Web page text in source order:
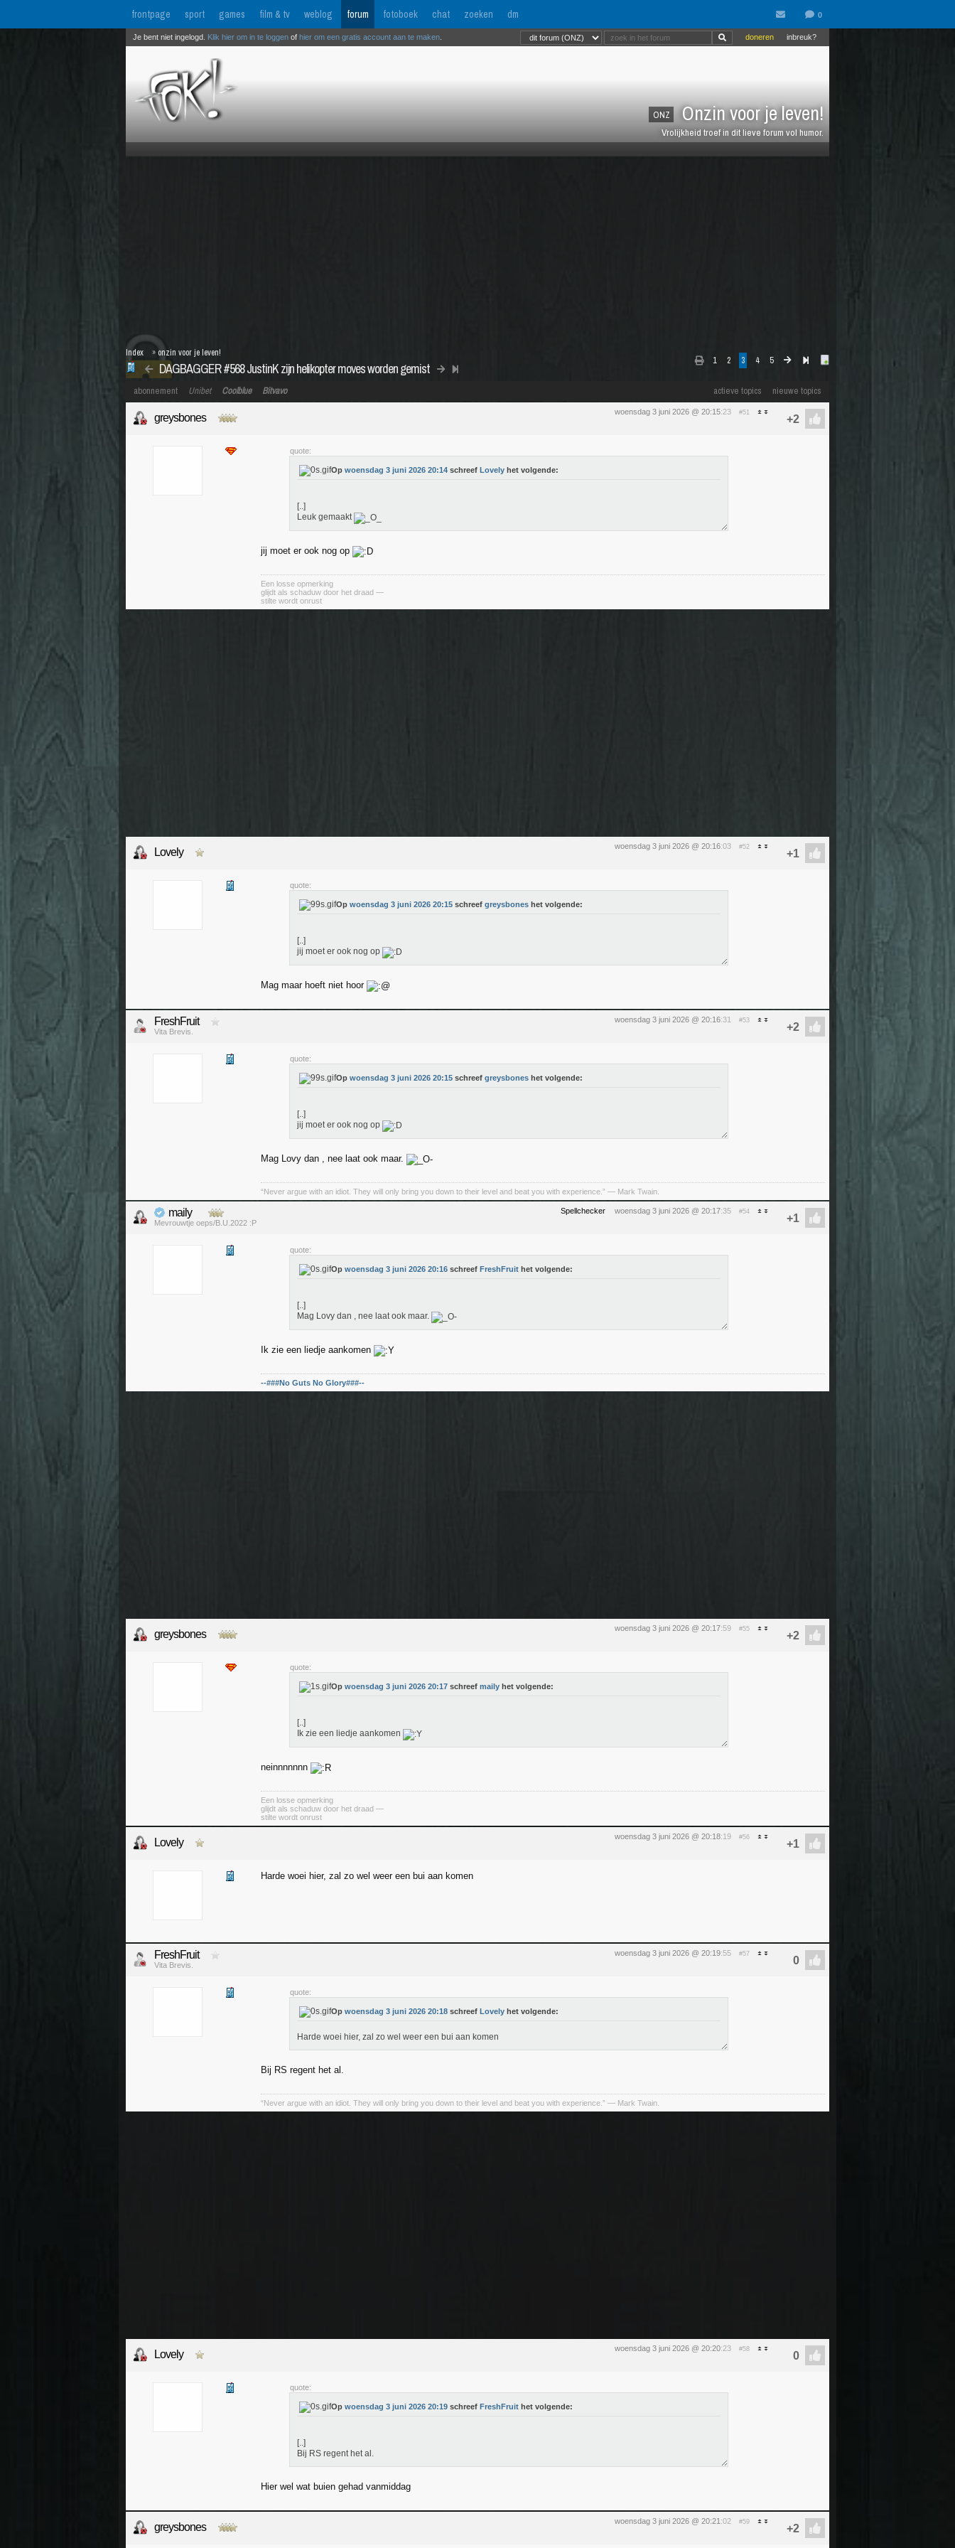
frontpage sport games film & tv weblog forum fotoboek chat zoeken dm
ONZ Onzin voor je leven!
Vrolijkheid troef in dit lieve forum vol humor.
inbreuk?
doneren
Je bent niet ingelogd. Klik hier om in te loggen of hier om een gratis account aan te maken
1 2 3 4 5
DAGBAGGER #568 JustinK zijn helikopter moves worden gemist
Index » onzin voor je leven!
actieve topics nieuwe topics
abonnement Unibet Coolblue Bitvavo
woensdag 3 juni 2026 @ 20:15:23 #51
greysbones
quote:
Op woensdag 3 juni 2026 20:14 schreef Lovely het volgende:
[..]
Leuk gemaakt
jij moet er ook nog op
Een losse opmerking
glijdt als schaduw door het draad —
stilte wordt onrust
woensdag 3 juni 2026 @ 20:16:03 #52
Lovely
quote:
Op woensdag 3 juni 2026 20:15 schreef greysbones het volgende:
[..]
jij moet er ook nog op
Mag maar hoeft niet hoor
woensdag 3 juni 2026 @ 20:16:31 #53
FreshFruit
Vita Brevis.
quote:
Op woensdag 3 juni 2026 20:15 schreef greysbones het volgende:
[..]
jij moet er ook nog op
Mag Lovy dan , nee laat ook maar.
“Never argue with an idiot. They will only bring you down to their level and beat you with experience.” ― Mark Twain.
Spellchecker woensdag 3 juni 2026 @ 20:17:35 #54
maily
Mevrouwtje oeps/B.U.2022 :P
quote:
Op woensdag 3 juni 2026 20:16 schreef FreshFruit het volgende:
[..]
Mag Lovy dan , nee laat ook maar.
Ik zie een liedje aankomen
--###No Guts No Glory###--
woensdag 3 juni 2026 @ 20:17:59 #55
greysbones
quote:
Op woensdag 3 juni 2026 20:17 schreef maily het volgende:
[..]
Ik zie een liedje aankomen
neinnnnnnn
Een losse opmerking
glijdt als schaduw door het draad —
stilte wordt onrust
woensdag 3 juni 2026 @ 20:18:19 #56
Lovely
Harde woei hier, zal zo wel weer een bui aan komen
woensdag 3 juni 2026 @ 20:19:55 #57
FreshFruit
Vita Brevis.
quote:
Op woensdag 3 juni 2026 20:18 schreef Lovely het volgende:
Harde woei hier, zal zo wel weer een bui aan komen
Bij RS regent het al.
“Never argue with an idiot. They will only bring you down to their level and beat you with experience.” ― Mark Twain.
woensdag 3 juni 2026 @ 20:20:23 #58
Lovely
quote:
Op woensdag 3 juni 2026 20:19 schreef FreshFruit het volgende:
[..]
Bij RS regent het al.
Hier wel wat buien gehad vanmiddag
woensdag 3 juni 2026 @ 20:21 :02 #59
greysbones